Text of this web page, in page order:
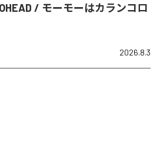
/ モーモーはカランコロ
2026.8.3